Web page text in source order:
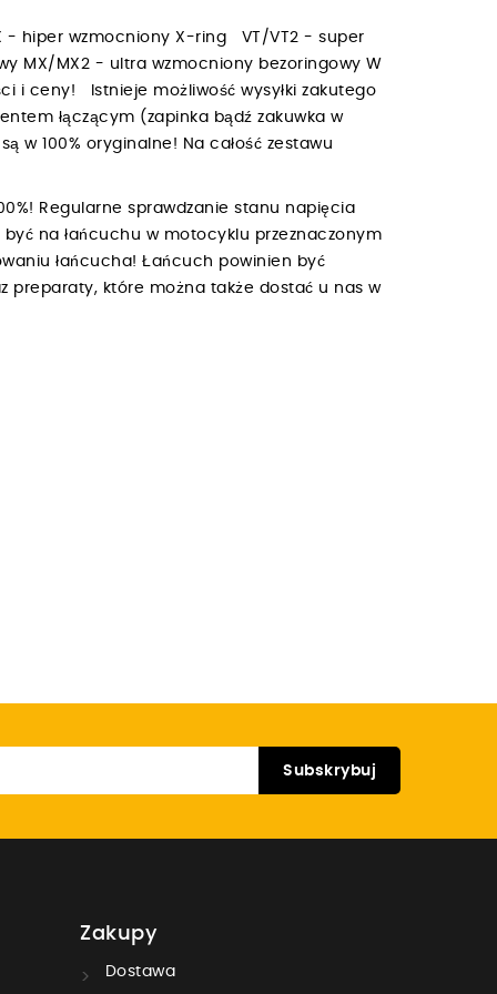
- hiper wzmocniony X-ring VT/VT2 - super
MX/MX2 - ultra wzmocniony bezoringowy W
i ceny! Istnieje możliwość wysyłki zakutego
łączącym (zapinka bądź zakuwka w
w 100% oryginalne! Na całość zestawu
Regularne sprawdzanie stanu napięcia
być na łańcuchu w motocyklu przeznaczonym
łańcucha! Łańcuch powinien być
preparaty, które można także dostać u nas w
Zakupy
Dostawa